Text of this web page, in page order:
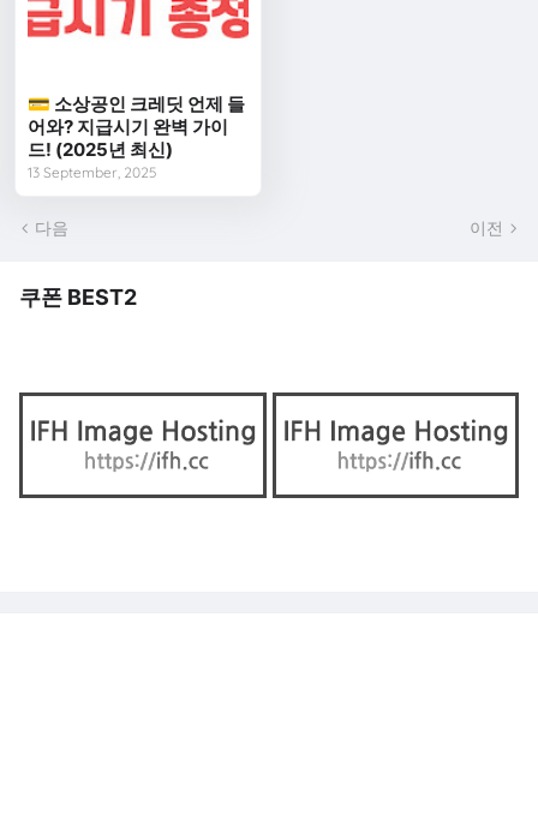
💳 소상공인 크레딧 언제 들
어와? 지급시기 완벽 가이
드! (2025년 최신)
13 September, 2025
다음 이전
쿠폰 BEST2